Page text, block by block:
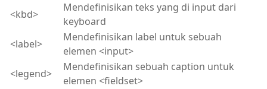
<kbd>
Mendefinisikan teks yang di input dari
keyboard
<label>
Mendefinisikan label untuk sebuah
elemen <input>
<legend>
Mendefinisikan sebuah caption untuk
elemen <fieldset>